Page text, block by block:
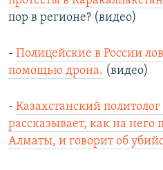
пор в регионе? (видео)
- Полицейские в России
помощью дрона. (видео)
- Казахстанский
рассказывает, как на него
Алматы, и говорит об